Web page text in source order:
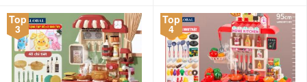
✪ REVIEW GÓC ĐỒ CHƠI - BST bếp nấu ăn bằng gỗ cao
cấp của con
Top
3
Top
4